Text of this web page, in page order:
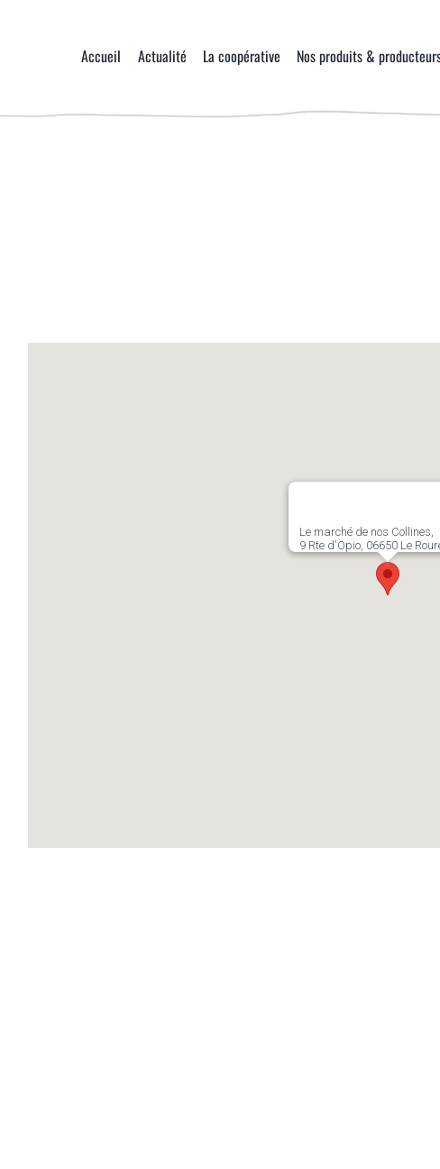
Accueil Actualité La coopérative Nos produits &
Le marché de nos Collines,
9 Rte d'Opio, 06650 Le